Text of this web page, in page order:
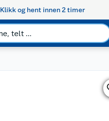
Klikk og hent innen 2 timer